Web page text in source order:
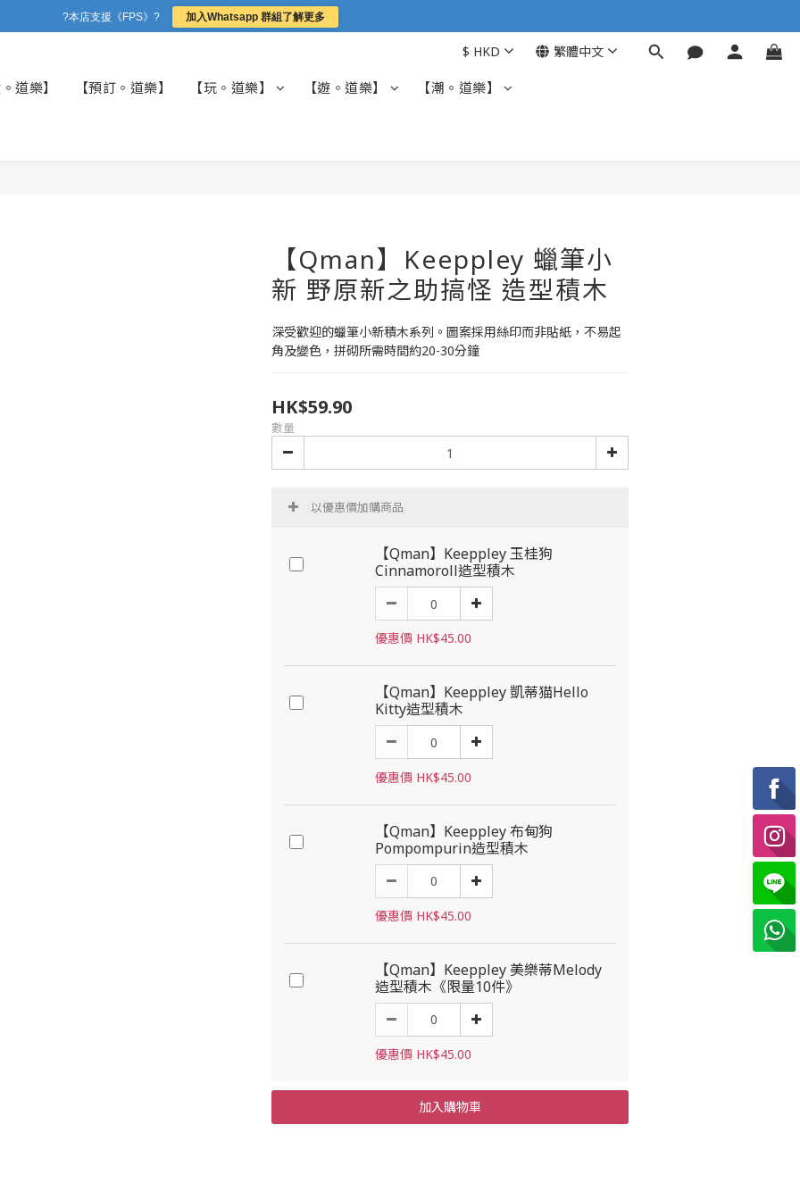
道樂】 【預訂。道樂】 【玩。道樂】 【遊。道樂】 【潮。道樂】
$ HKD 繁體中文
【Qman】Keeppley 蠟筆小
新 野原新之助搞怪 造型積木
深受歡迎的蠟筆小新積木系列。圖案採用絲印而非貼紙，不易起
角及變色，拼砌所需時間約20-30分鐘
HK$59.90
數量
以優惠價加購商品
【Qman】Keeppley 玉桂狗
Cinnamoroll造型積木
優惠價 HK$45.00
【Qman】Keeppley 凱蒂猫Hello
Kitty造型積木
優惠價 HK$45.00
【Qman】Keeppley 布甸狗
Pompompurin造型積木
優惠價 HK$45.00
【Qman】Keeppley 美樂蒂Melody
造型積木《限量10件》
優惠價 HK$45.00
加入購物車
?本店支援《FPS》? 加入Whatsapp 群組了解更多